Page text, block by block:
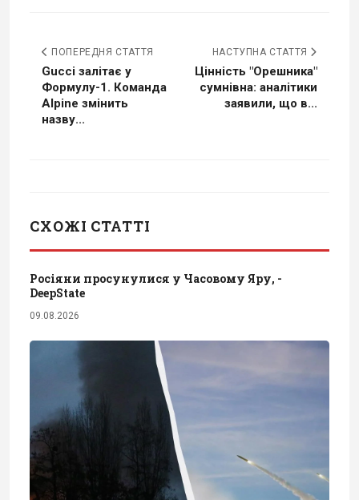
ПОПЕРЕДНЯ СТАТТЯ
Gucci залітає у
Формулу-1. Команда
Alpine змінить
назву...
НАСТУПНА СТАТТЯ
Цінність "Орешника"
сумнівна: аналітики
заявили, що в...
СХОЖІ СТАТТІ
Росіяни просунулися у Часовому Яру, -
DeepState
09.08.2026